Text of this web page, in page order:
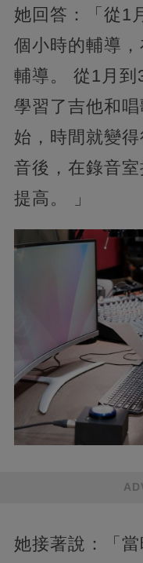
她回答：「從1
個小時的輔導
輔導。 從1月到
學習了吉他和
始，時間就變
音後，在錄音
提高。 」
她接著說：「